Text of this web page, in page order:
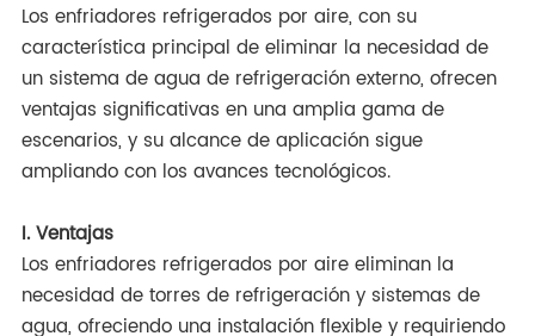
Los enfriadores refrigerados por aire, con su
característica principal de eliminar la necesidad de
un sistema de agua de refrigeración externo, ofrecen
ventajas significativas en una amplia gama de
escenarios, y su alcance de aplicación sigue
ampliando con los avances tecnológicos.
I. Ventajas
Los enfriadores refrigerados por aire eliminan la
necesidad de torres de refrigeración y sistemas de
agua, ofreciendo una instalación flexible y requiriendo